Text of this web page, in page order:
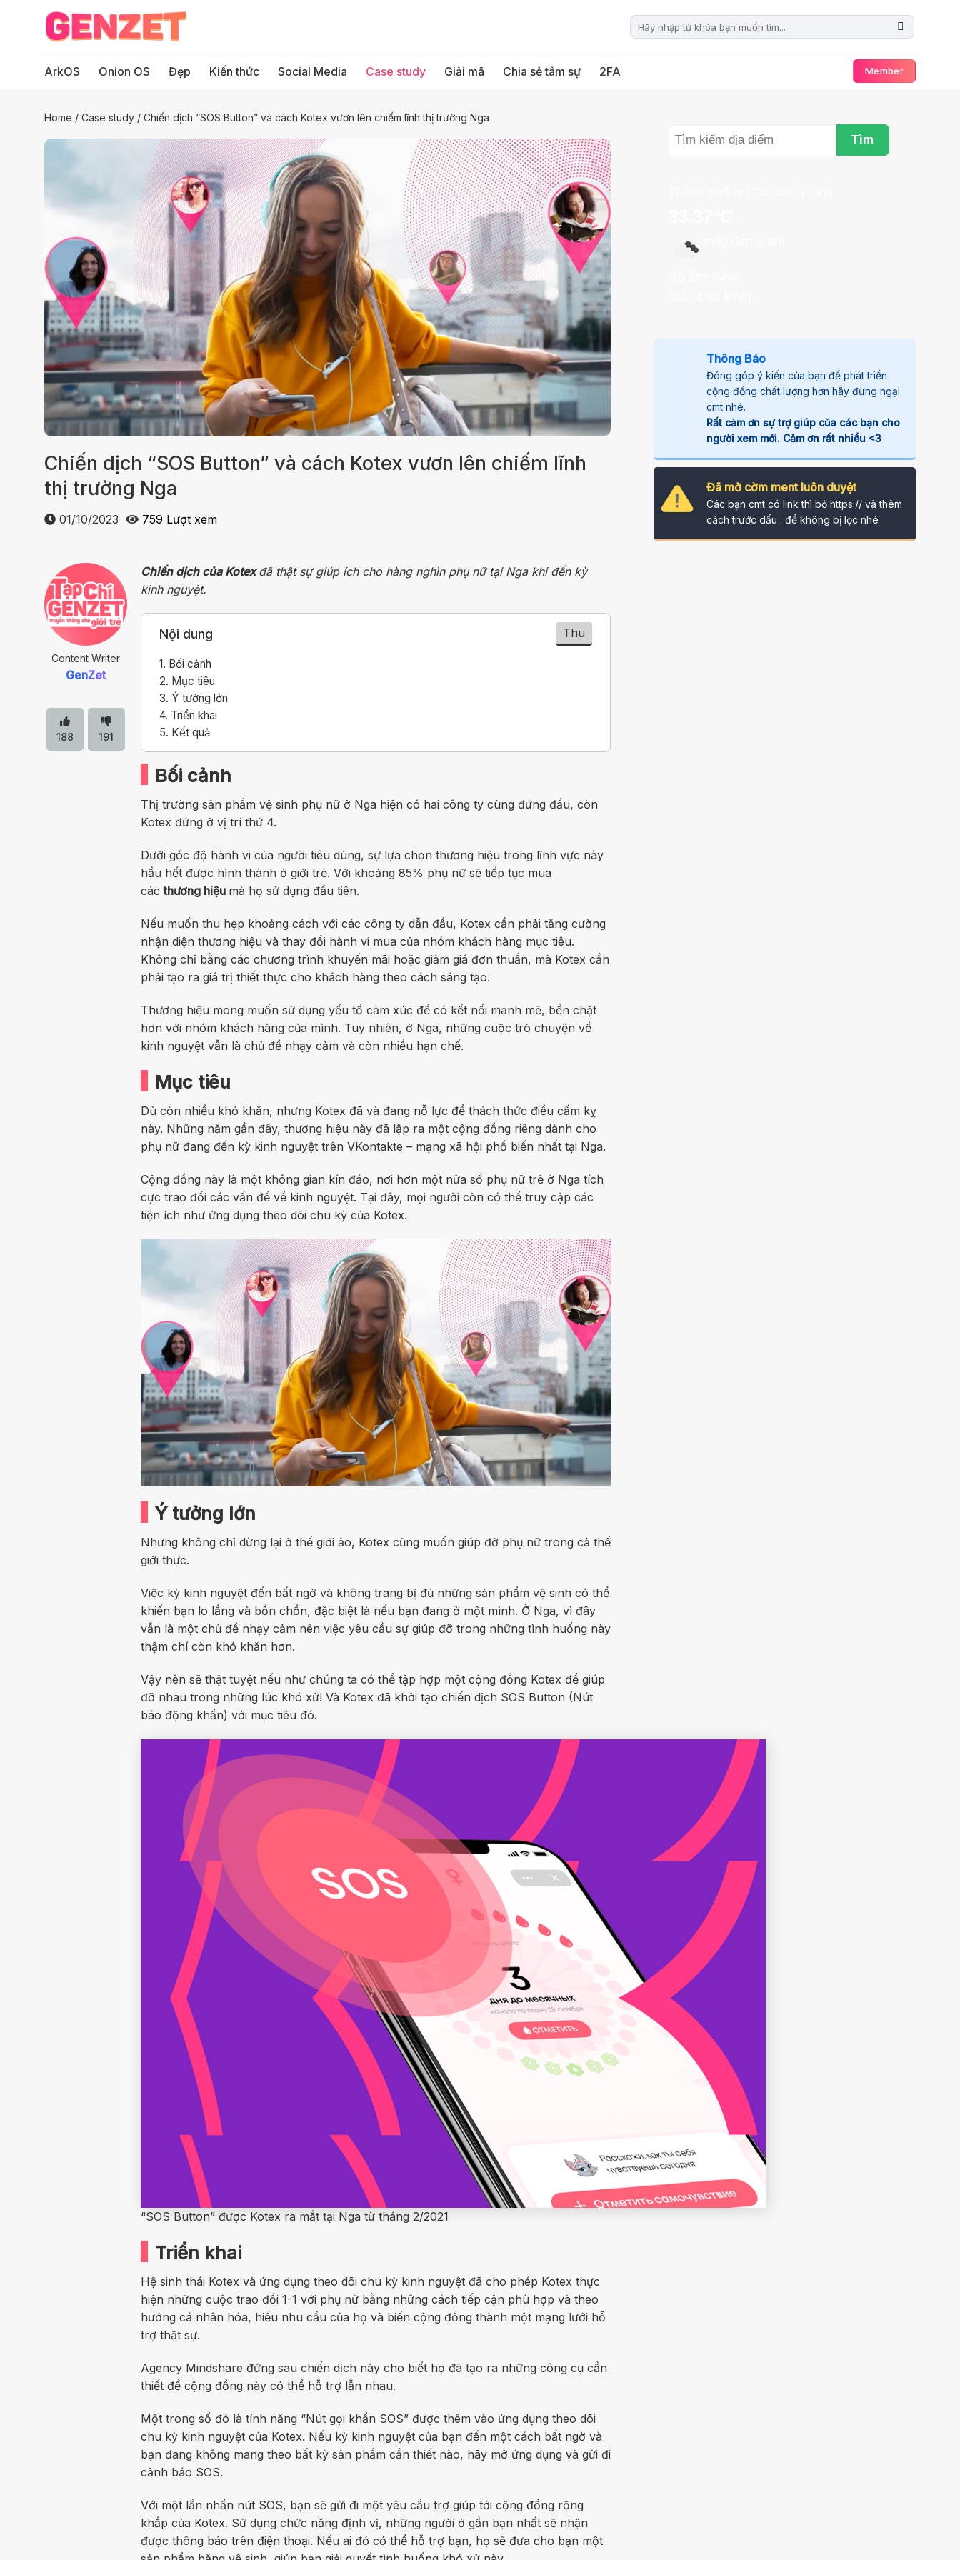
ArkOS Onion OS Đẹp Kiến thức Social Media Case study Giải mã Chia sẻ tâm sự 2FA Member
Home / Case study / Chiến dịch “SOS Button” và cách Kotex vươn lên chiếm lĩnh thị trường Nga
Chiến dịch “SOS Button” và cách Kotex vươn lên chiếm lĩnh
thị trường Nga
01/10/2023 759 Lượt xem
Content Writer
GenZet
188 191
Chiến dịch của Kotexđã thật sự giúp ích cho hàng nghìn phụ nữ tại Nga khi đến kỳ
kinh nguyệt.
Nội dung Thu
1. Bối cảnh
2. Mục tiêu
3. Ý tưởng lớn
4. Triển khai
5. Kết quả
Bối cảnh
Thị trường sản phẩm vệ sinh phụ nữ ở Nga hiện có hai công ty cùng đứng đầu, còn
Kotex đứng ở vị trí thứ 4.
Dưới góc độ hành vi của người tiêu dùng, sự lựa chọn thương hiệu trong lĩnh vực này
hầu hết được hình thành ở giới trẻ. Với khoảng 85% phụ nữ sẽ tiếp tục mua
cácthương hiệu mà họ sử dụng đầu tiên.
Nếu muốn thu hẹp khoảng cách với các công ty dẫn đầu, Kotex cần phải tăng cường
nhận diện thương hiệu và thay đổi hành vi mua của nhóm khách hàng mục tiêu.
Không chỉ bằng các chương trình khuyến mãi hoặc giảm giá đơn thuần, mà Kotex cần
phải tạo ra giá trị thiết thực cho khách hàng theo cách sáng tạo.
Thương hiệu mong muốn sử dụng yếu tố cảm xúc để có kết nối mạnh mẽ, bền chặt
hơn với nhóm khách hàng của mình. Tuy nhiên, ở Nga, những cuộc trò chuyện về
kinh nguyệt vẫn là chủ đề nhạy cảm và còn nhiều hạn chế.
Mục tiêu
Dù còn nhiều khó khăn, nhưng Kotex đã và đang nỗ lực để thách thức điều cấm kỵ
này. Những năm gần đây, thương hiệu này đã lập ra một cộng đồng riêng dành cho
phụ nữ đang đến kỳ kinh nguyệt trên VKontakte – mạng xã hội phổ biến nhất tại Nga.
Cộng đồng này là một không gian kín đáo, nơi hơn một nửa số phụ nữ trẻ ở Nga tích
cực trao đổi các vấn đề về kinh nguyệt. Tại đây, mọi người còn có thể truy cập các
tiện ích như ứng dụng theo dõi chu kỳ của Kotex.
Ý tưởng lớn
Nhưng không chỉ dừng lại ở thế giới ảo, Kotex cũng muốn giúp đỡ phụ nữ trong cả thế
giới thực.
Việc kỳ kinh nguyệt đến bất ngờ và không trang bị đủ những sản phẩm vệ sinh có thể
khiến bạn lo lắng và bồn chồn, đặc biệt là nếu bạn đang ở một mình. Ở Nga, vì đây
vẫn là một chủ đề nhạy cảm nên việc yêu cầu sự giúp đỡ trong những tình huống này
thậm chí còn khó khăn hơn.
Vậy nên sẽ thật tuyệt nếu như chúng ta có thể tập hợp một cộng đồng Kotex để giúp
đỡ nhau trong những lúc khó xử! Và Kotex đã khởi tạo chiến dịch SOS Button (Nút
báo động khẩn) với mục tiêu đó.
“SOS Button” được Kotex ra mắt tại Nga từ tháng 2/2021
Triển khai
Hệ sinh thái Kotex và ứng dụng theo dõi chu kỳ kinh nguyệt đã cho phép Kotex thực
hiện những cuộc trao đổi 1-1 với phụ nữ bằng những cách tiếp cận phù hợp và theo
hướng cá nhân hóa, hiểu nhu cầu của họ và biến cộng đồng thành một mạng lưới hỗ
trợ thật sự.
Agency Mindshare đứng sau chiến dịch này cho biết họ đã tạo ra những công cụ cần
thiết để cộng đồng này có thể hỗ trợ lẫn nhau.
Một trong số đó là tính năng “Nút gọi khẩn SOS” được thêm vào ứng dụng theo dõi
chu kỳ kinh nguyệt của Kotex. Nếu kỳ kinh nguyệt của bạn đến một cách bất ngờ và
bạn đang không mang theo bất kỳ sản phẩm cần thiết nào, hãy mở ứng dụng và gửi đi
cảnh báo SOS.
Với một lần nhấn nút SOS, bạn sẽ gửi đi một yêu cầu trợ giúp tới cộng đồng rộng
khắp của Kotex. Sử dụng chức năng định vị, những người ở gần bạn nhất sẽ nhận
được thông báo trên điện thoại. Nếu ai đó có thể hỗ trợ bạn, họ sẽ đưa cho bạn một
Tìm
Thông Báo
Đóng góp ý kiến của bạn để phát triển
cộng đồng chất lượng hơn hãy đừng ngại
cmt nhé.
Rất cảm ơn sự trợ giúp của các bạn cho
người xem mới. Cảm ơn rất nhiều <3
Đã mở cờm ment luôn duyệt
Các bạn cmt có link thì bỏ https:// và thêm
cách trước dấu . để không bị lọc nhé